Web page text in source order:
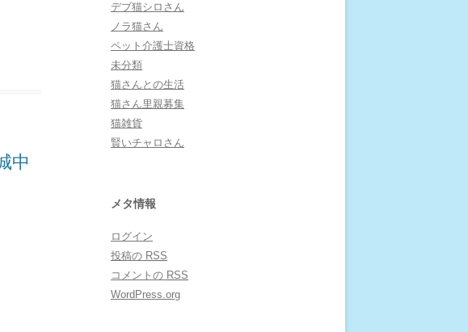
中
デブ猫シロさん
ノラ猫さん
ペット介護士資格
未分類
猫さんとの生活
猫さん里親募集
猫雑貨
賢いチャロさん
メタ情報
ログイン
投稿の RSS
コメントの RSS
WordPress.org